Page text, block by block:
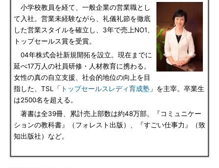
小学校教員を経て、一般企業の営業職とし
て入社。営業未経験ながら、礼儀礼節を徹底
した営業スタイルを確立し、3年で売上NO1、
トップセールス賞を受賞。
04年株式会社新規開拓を設立。現在までに
延べ17万人の社員研修・人材教育に携わる。
女性の真の自立支援、社会的地位の向上を目
指した、TSL「 トップセールスレディ育成塾 」を主宰。卒業生
は2500名を超える。
著書は全39冊、累計売上部数は約48万部。『コミュニケー
ションの教科書』（フォレスト出版）、『すごい仕事力』（致
知出版社）など。